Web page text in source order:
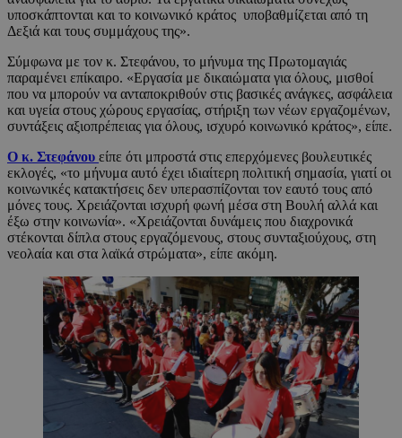
υποσκάπτονται και το κοινωνικό κράτος υποβαθμίζεται από τη
Δεξιά και τους συμμάχους της».
Σύμφωνα με τον κ. Στεφάνου, το μήνυμα της Πρωτομαγιάς
παραμένει επίκαιρο. «Εργασία με δικαιώματα για όλους, μισθοί
που να μπορούν να ανταποκριθούν στις βασικές ανάγκες, ασφάλεια
και υγεία στους χώρους εργασίας, στήριξη των νέων εργαζομένων,
συντάξεις αξιοπρέπειας για όλους, ισχυρό κοινωνικό κράτος», είπε.
Ο κ. Στεφάνου είπε ότι μπροστά στις επερχόμενες βουλευτικές
εκλογές, «το μήνυμα αυτό έχει ιδιαίτερη πολιτική σημασία, γιατί οι
κοινωνικές κατακτήσεις δεν υπερασπίζονται τον εαυτό τους από
μόνες τους. Χρειάζονται ισχυρή φωνή μέσα στη Βουλή αλλά και
έξω στην κοινωνία». «Χρειάζονται δυνάμεις που διαχρονικά
στέκονται δίπλα στους εργαζόμενους, στους συνταξιούχους, στη
νεολαία και στα λαϊκά στρώματα», είπε ακόμη.